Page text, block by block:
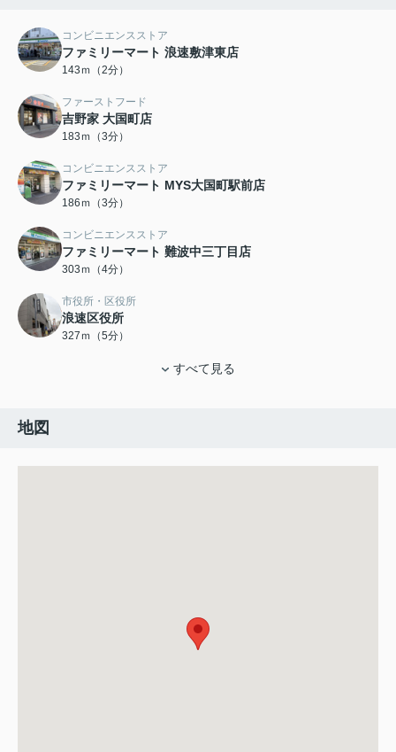
コンビニエンスストア
ファミリーマート 浪速敷津東店
143ｍ（2分）
ファーストフード
吉野家 大国町店
183ｍ（3分）
コンビニエンスストア
ファミリーマート MYS大国町駅前店
186ｍ（3分）
コンビニエンスストア
ファミリーマート 難波中三丁目店
303ｍ（4分）
市役所・区役所
浪速区役所
327ｍ（5分）
すべて見る
地図